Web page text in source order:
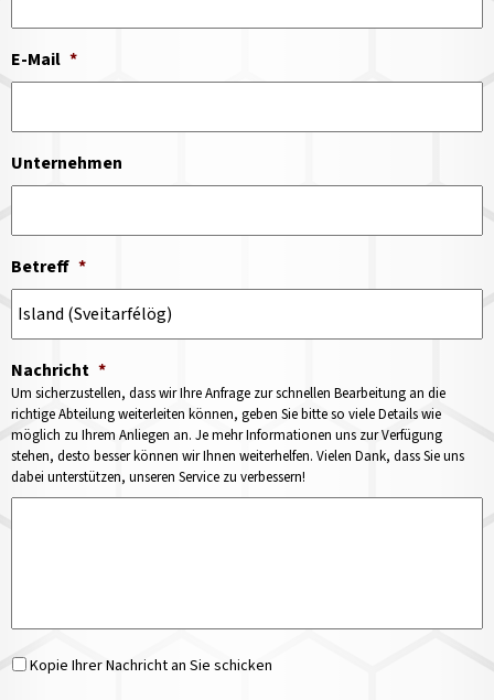
E-Mail *
Unternehmen
Betreff *
Nachricht *
Um sicherzustellen, dass wir Ihre Anfrage zur schnellen Bearbeitung an die
richtige Abteilung weiterleiten können, geben Sie bitte so viele Details wie
möglich zu Ihrem Anliegen an. Je mehr Informationen uns zur Verfügung
stehen, desto besser können wir Ihnen weiterhelfen. Vielen Dank, dass Sie uns
dabei unterstützen, unseren Service zu verbessern!
Kopie Ihrer Nachricht an Sie schicken